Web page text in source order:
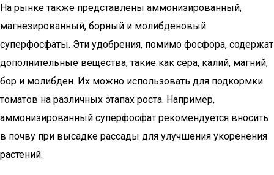
На рынке также представлены аммонизированный,
магнезированный, борный и молибденовый
суперфосфаты. Эти удобрения, помимо фосфора, содержат
дополнительные вещества, такие как сера, калий, магний,
бор и молибден. Их можно использовать для подкормки
томатов на различных этапах роста. Например,
аммонизированный суперфосфат рекомендуется вносить
в почву при высадке рассады для улучшения укоренения
растений.